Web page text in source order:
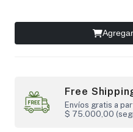
Free
Envíos gratis a
$ 75.000,00